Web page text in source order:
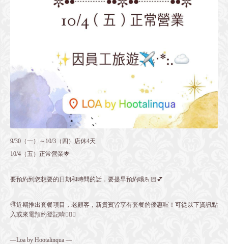
9/30（一）～10/3（四）店休4天
10/4（五）正常營業🌟
要預約到您想要的日期和時間的話，要提早預約哦🫰🏻💕
🉐近期推出套餐項目，老顧客，新貴賓皆享有套餐的優惠喔！可從以下資訊點
入或來電預約登記唷💁🏻‍♀️
—Loa by Hootalinqua —